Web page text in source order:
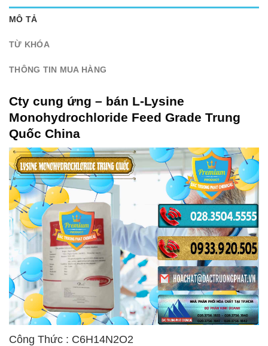
MÔ TẢ
TỪ KHÓA
THÔNG TIN MUA HÀNG
Cty cung ứng – bán L-Lysine
Monohydrochloride Feed Grade Trung
Quốc China
Công Thức : C6H14N2O2